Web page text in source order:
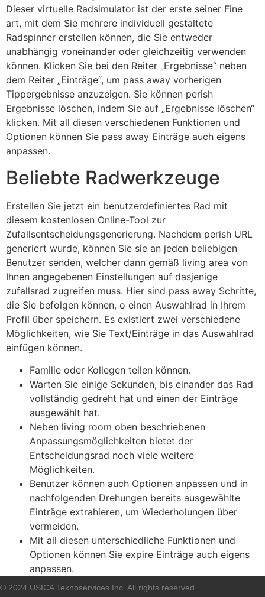
Dieser virtuelle Radsimulator ist der erste seiner Fine
art, mit dem Sie mehrere individuell gestaltete
Radspinner erstellen können, die Sie entweder
unabhängig voneinander oder gleichzeitig verwenden
können. Klicken Sie bei den Reiter „Ergebnisse“ neben
dem Reiter „Einträge“, um pass away vorherigen
Tippergebnisse anzuzeigen. Sie können perish
Ergebnisse löschen, indem Sie auf „Ergebnisse löschen“
klicken. Mit all diesen verschiedenen Funktionen und
Optionen können Sie pass away Einträge auch eigens
anpassen.
Beliebte Radwerkzeuge
Erstellen Sie jetzt ein benutzerdefiniertes Rad mit
diesem kostenlosen Online-Tool zur
Zufallsentscheidungsgenerierung. Nachdem perish URL
generiert wurde, können Sie sie an jeden beliebigen
Benutzer senden, welcher dann gemäß living area von
Ihnen angegebenen Einstellungen auf dasjenige
zufallsrad zugreifen muss. Hier sind pass away Schritte,
die Sie befolgen können, o einen Auswahlrad in Ihrem
Profil über speichern. Es existiert zwei verschiedene
Möglichkeiten, wie Sie Text/Einträge in das Auswahlrad
einfügen können.
Familie oder Kollegen teilen können.
Warten Sie einige Sekunden, bis einander das Rad
vollständig gedreht hat und einen der Einträge
ausgewählt hat.
Neben living room oben beschriebenen
Anpassungsmöglichkeiten bietet der
Entscheidungsrad noch viele weitere
Möglichkeiten.
Benutzer können auch Optionen anpassen und in
nachfolgenden Drehungen bereits ausgewählte
Einträge extrahieren, um Wiederholungen über
vermeiden.
Mit all diesen unterschiedliche Funktionen und
Optionen können Sie expire Einträge auch eigens
anpassen.
© 2024 USICA Teknoservices Inc. All rights reserved.